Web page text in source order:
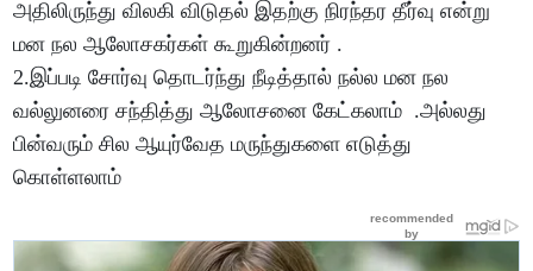
அதிலிருந்து விலகி விடுதல் இதற்கு நிரந்தர தீர்வு என்று
மன நல ஆலோசகர்கள் கூறுகின்றனர் .
2.இப்படி சோர்வு தொடர்ந்து நீடித்தால் நல்ல மன நல
வல்லுனரை சந்தித்து ஆலோசனை கேட்கலாம் .அல்லது
பின்வரும் சில ஆயுர்வேத மருந்துகளை எடுத்து
கொள்ளலாம்